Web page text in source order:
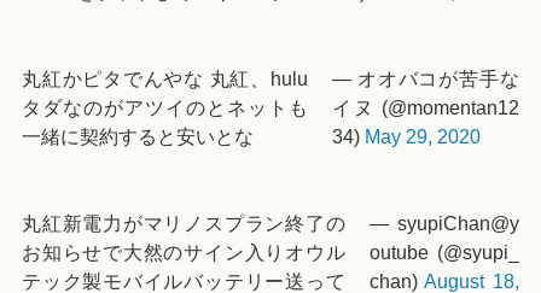
丸紅かピタでんやな 丸紅、hulu
タダなのがアツイのとネットも
一緒に契約すると安いとな
— オオバコが苦手な
イヌ (@momentan12
34) May 29, 2020
丸紅新電力がマリノスプラン終了の
お知らせで大然のサイン入りオウル
テック製モバイルバッテリー送って
— syupiChan@y
outube (@syupi_
chan)August 18,